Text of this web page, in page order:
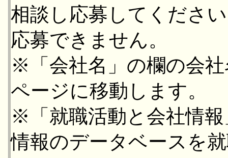
相談し応募してくださ
応募できません。
※「会社名」の欄の会
ページに移動します。
※「就職活動と会社情
情報のデータベースを